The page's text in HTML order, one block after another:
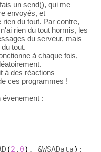
un send(), qui me
envoyés, et
du tout. Par contre,
rien du tout hormis, les
du serveur, mais
tout.
à chaque fois,
à des réactions
ces programmes !
évenement :
(2 , 0) , &WSAData) ;